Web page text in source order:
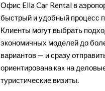
Офис Ella Car Rental в
быстрый и удобный процесс
Клиенты могут выбрать
экономичных моделей до
вариантов — и сразу
ориентирована как на
туристические визиты.